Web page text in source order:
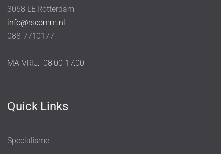
3068 LE Rotterdam
info@rscomm.nl
088-7710177
MA-VRIJ: 08:00-17:00
Quick Links
Specialisme